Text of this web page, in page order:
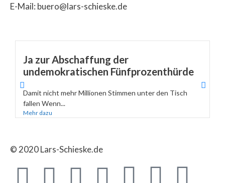
E-Mail: buero@lars-schieske.de
Ja zur Abschaffung der
undemokratischen Fünfprozenthürde
Damit nicht mehr Millionen Stimmen unter den Tisch
fallen Wenn...
Mehr dazu
© 2020 Lars-Schieske.de